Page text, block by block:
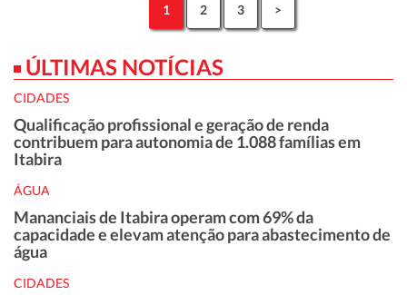
1 2 3 >
ÚLTIMAS NOTÍCIAS
CIDADES
Qualificação profissional e geração de renda
contribuem para autonomia de 1.088 famílias em
Itabira
ÁGUA
Mananciais de Itabira operam com 69% da
capacidade e elevam atenção para abastecimento de
água
CIDADES